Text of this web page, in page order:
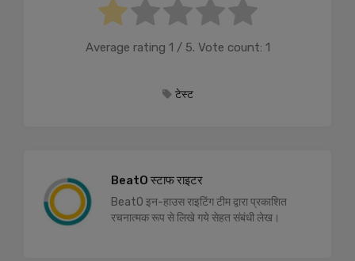
Average rating 1 / 5. Vote count: 1
टेस्ट
BeatO स्टाफ राइटर
BeatO इन-हाउस राइटिंग टीम द्वारा प्रकाशित
रचनात्मक रूप से लिखे गये सेहत संबंधी लेख।